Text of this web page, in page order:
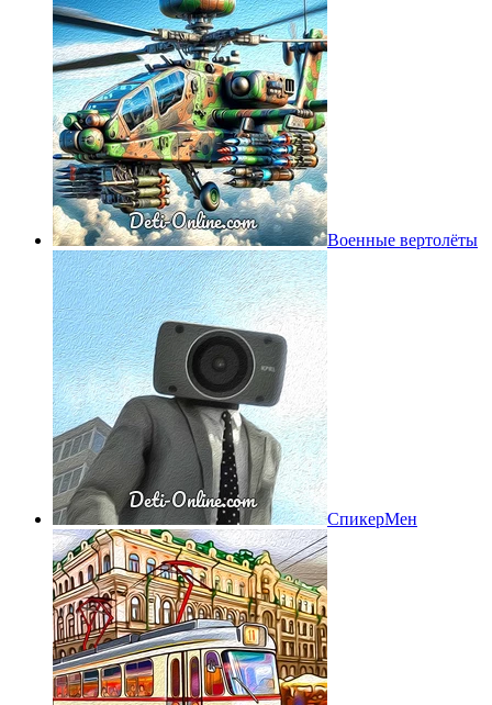
Военные вертолёты
СпикерМен